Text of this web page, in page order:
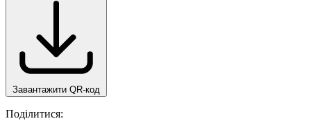
Завантажити QR-код
Поділитися: